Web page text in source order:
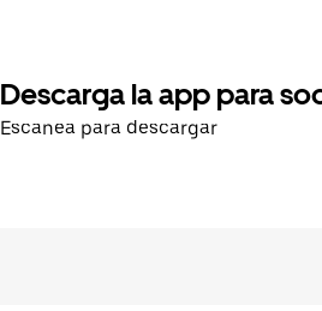
Descarga la app para
Escanea para descargar